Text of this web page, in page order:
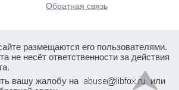
Обратная связь
размещаются его пользователями.
не несёт ответственности за действия
вашу жалобу на
или